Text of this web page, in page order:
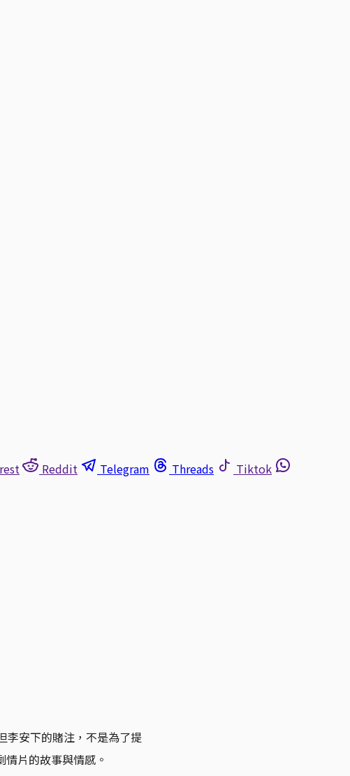
Reddit Telegram Threads
Tiktok
李安下的賭注，不是為了提
片的故事與情感。